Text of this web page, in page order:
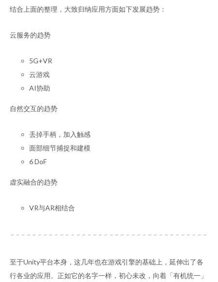
结合上面的整理，大致归纳应用方面如下发展趋势：
云服务的趋势
5G+VR
云游戏
AI协助
自然交互的趋势
丢掉手柄，加入触感
面部细节捕捉和建模
6 DoF
虚实融合的趋势
VR与AR相结合
至于Unity平台本身，这几年也在游戏引擎的基础上，延伸出了各
行各业的应用。正如它的名字一样，初心未改，向着「有机统一」